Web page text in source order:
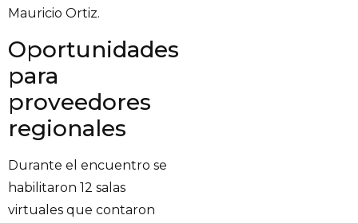
Mauricio Ortiz.
Oportunidades
para
proveedores
regionales
Durante el encuentro se
habilitaron 12 salas
virtuales que contaron